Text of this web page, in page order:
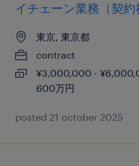
イチェーン業務（契約
東京, 東京都
contract
¥3,000,000 -
600万円
posted 21 october 2025